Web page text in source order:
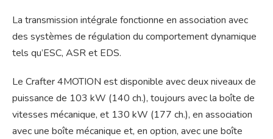
La transmission intégrale fonctionne en association avec
des systèmes de régulation du comportement dynamique
tels qu’ESC, ASR et EDS.
Le Crafter 4MOTION est disponible avec deux niveaux de
puissance de 103 kW (140 ch.), toujours avec la boîte de
vitesses mécanique, et 130 kW (177 ch.), en association
avec une boîte mécanique et, en option, avec une boîte